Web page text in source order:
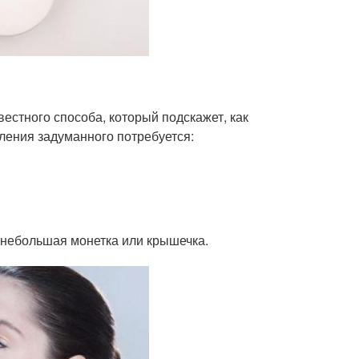
способа, который подскажет, как
задуманного потребуется:
монетка или крышечка.